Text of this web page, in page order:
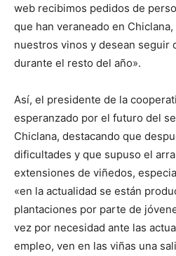
web recibimos pedidos de
que han veraneado en
nuestros vinos y desean seguir
durante el resto del año».
Así, el presidente de la
esperanzado por el futuro del
Chiclana, destacando que
dificultades y que supuso el
extensiones de viñedos,
«en la actualidad se están
plantaciones por parte de
vez por necesidad ante las
empleo, ven en las viñas una